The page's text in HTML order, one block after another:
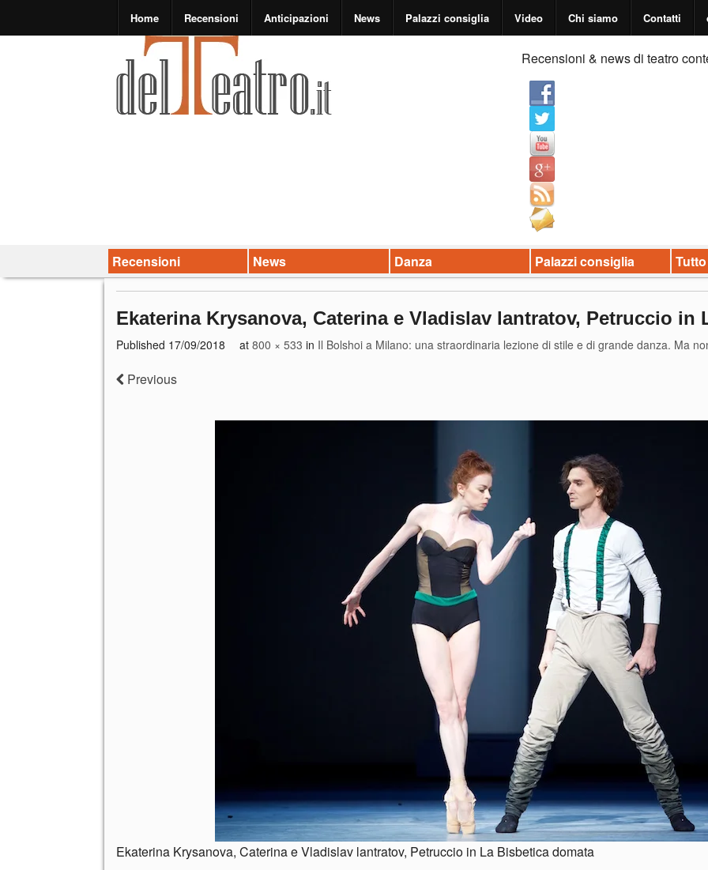
Home Recensioni Anticipazioni News Palazzi consiglia Video Chi siamo Contatti
Recensioni & news di teatro
Recensioni News Danza Palazzi consiglia
Ekaterina Krysanova, Caterina e Vladislav lantratov, Petruccio in
Published 17/09/2018 at 800 × 533 in Il Bolshoi a Milano: una straordinaria lezione di stile e di grande danza. Ma
Previous
Ekaterina Krysanova, Caterina e Vladislav lantratov, Petruccio in La Bisbetica domata